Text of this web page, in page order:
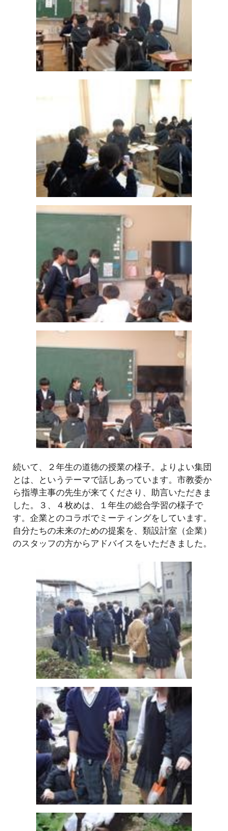
続いて、２年生の道徳の授業の様子。よりよい集団
とは、というテーマで話しあっています。市教委か
ら指導主事の先生が来てくださり、助言いただきま
した。３、４枚めは、１年生の総合学習の様子で
す。企業とのコラボでミーティングをしています。
自分たちの未来のための提案を、類設計室（企業）
のスタッフの方からアドバイスをいただきました。